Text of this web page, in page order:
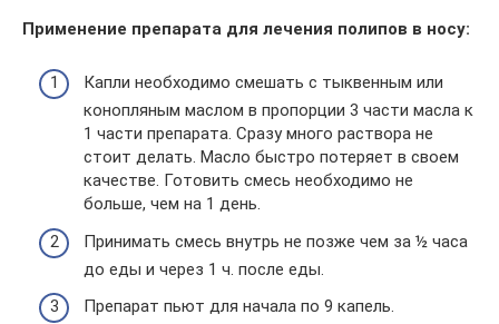
Применение препарата для лечения полипов в носу:
Капли необходимо смешать с тыквенным или
конопляным маслом в пропорции 3 части масла к
1 части препарата. Сразу много раствора не
стоит делать. Масло быстро потеряет в своем
качестве. Готовить смесь необходимо не
больше, чем на 1 день.
Принимать смесь внутрь не позже чем за ½ часа
до еды и через 1 ч. после еды.
Препарат пьют для начала по 9 капель.